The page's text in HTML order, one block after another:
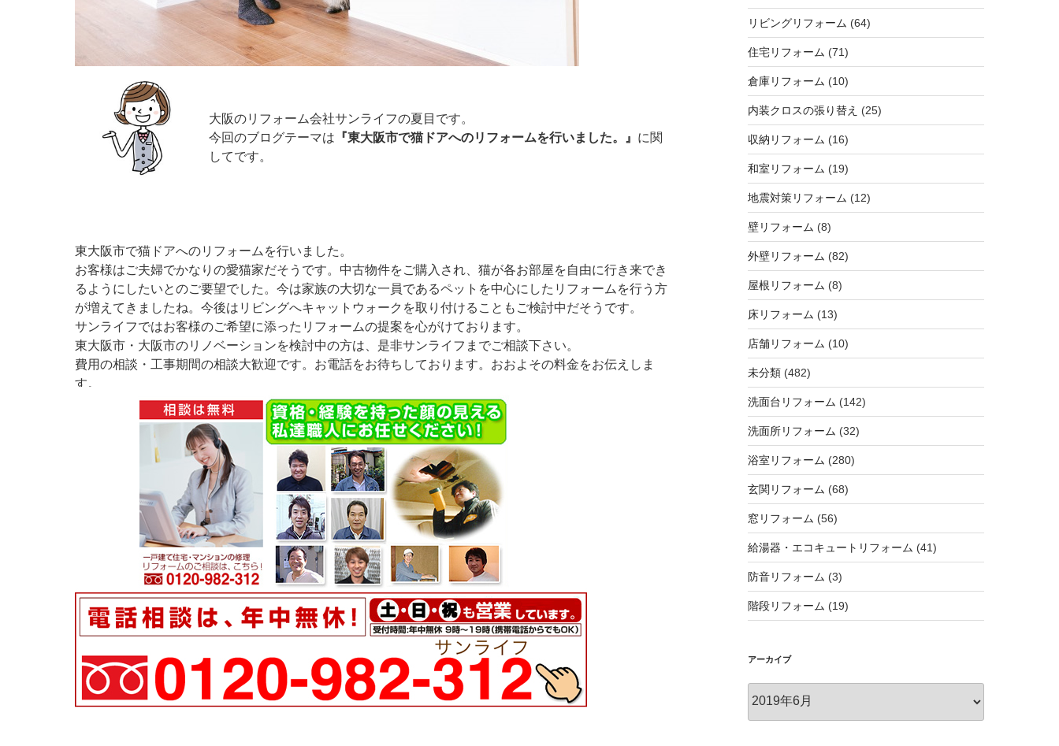
大阪のリフォーム会社サンライフの夏目です。
今回のブログテーマは 『東大阪市で猫ドアへのリフォームを行いました。』 に関
してです。
東大阪市で猫ドアへのリフォームを行いました。
お客様はご夫婦でかなりの愛猫家だそうです。中古物件をご購入され、猫が各お部屋を自由に行き来でき
るようにしたいとのご要望でした。今は家族の大切な一員であるペットを中心にしたリフォームを行う方
が増えてきましたね。今後はリビングへキャットウォークを取り付けることもご検討中だそうです。
サンライフではお客様のご希望に添ったリフォームの提案を心がけております。
東大阪市・大阪市のリノベーションを検討中の方は、是非サンライフまでご相談下さい。
費用の相談・工事期間の相談大歓迎です。お電話をお待ちしております。おおよその料金をお伝えしま
す。
リビングリフォーム (64)
住宅リフォーム (71)
倉庫リフォーム (10)
内装クロスの張り替え (25)
収納リフォーム (16)
和室リフォーム (19)
地震対策リフォーム (12)
壁リフォーム (8)
外壁リフォーム (82)
屋根リフォーム (8)
床リフォーム (13)
店舗リフォーム (10)
未分類(482)
洗面台リフォーム (142)
洗面所リフォーム (32)
浴室リフォーム (280)
玄関リフォーム (68)
窓リフォーム (56)
給湯器・エコキュートリフォーム (41)
防音リフォーム (3)
階段リフォーム (19)
アーカイブ
ー
カ